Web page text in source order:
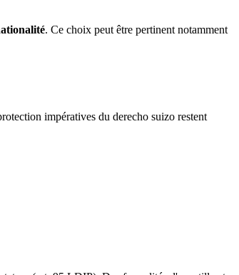
. Ce choix peut être pertinent notamment
impératives du derecho suizo restent